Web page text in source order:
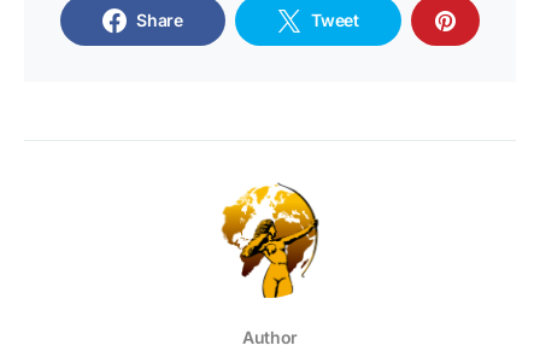
Share Tweet
Author